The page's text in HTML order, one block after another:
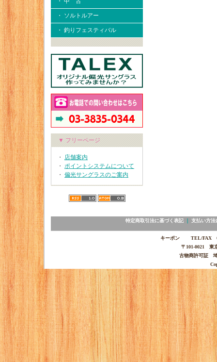
・ ソルトルアー
・ 釣りフェスティバル
▼ フリーページ
・ 店舗案内
・ ポイントシステムについて
・ 偏光サングラスのご案内
特定商取引法に基づく表記｜ 支払い方法
キーポン TEL/FAX
〒101-0021 東
古物商許可証